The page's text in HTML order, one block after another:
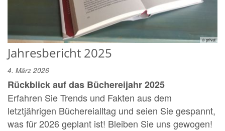
© privat
Jahresbericht 2025
4. März 2026
Rückblick auf das Büchereijahr 2025
Erfahren Sie Trends und Fakten aus dem
letztjährigen Büchereialltag und seien Sie gespannt,
was für 2026 geplant ist! Bleiben Sie uns gewogen!